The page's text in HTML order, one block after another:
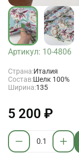
Артикул: 10-4806
Страна:Италия
Состав:Шелк 100%
Ширина:135
5 200 ₽